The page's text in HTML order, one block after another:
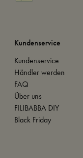
Kundenservice
Kundenservice
Händler werden
FAQ
Über uns
FILIBABBA DIY
Black Friday